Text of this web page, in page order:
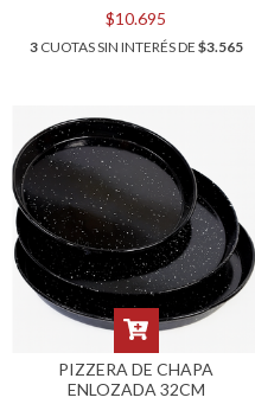
$10.695
3CUOTAS SIN INTERÉS DE $3.565
PIZZERA DE CHAPA
ENLOZADA 32CM